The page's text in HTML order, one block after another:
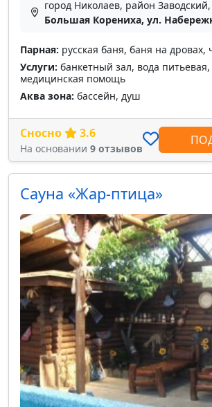
город Николаев, район Заводский,
Большая Корениха, ул.
Парная: русская баня, баня на дровах,
Услуги: банкетный зал, вода питьевая,
медицинская помощь
Аква зона: бассейн, душ
Сносно 3.6
На основании 9 отзывов
Сауна «Жар-птица»